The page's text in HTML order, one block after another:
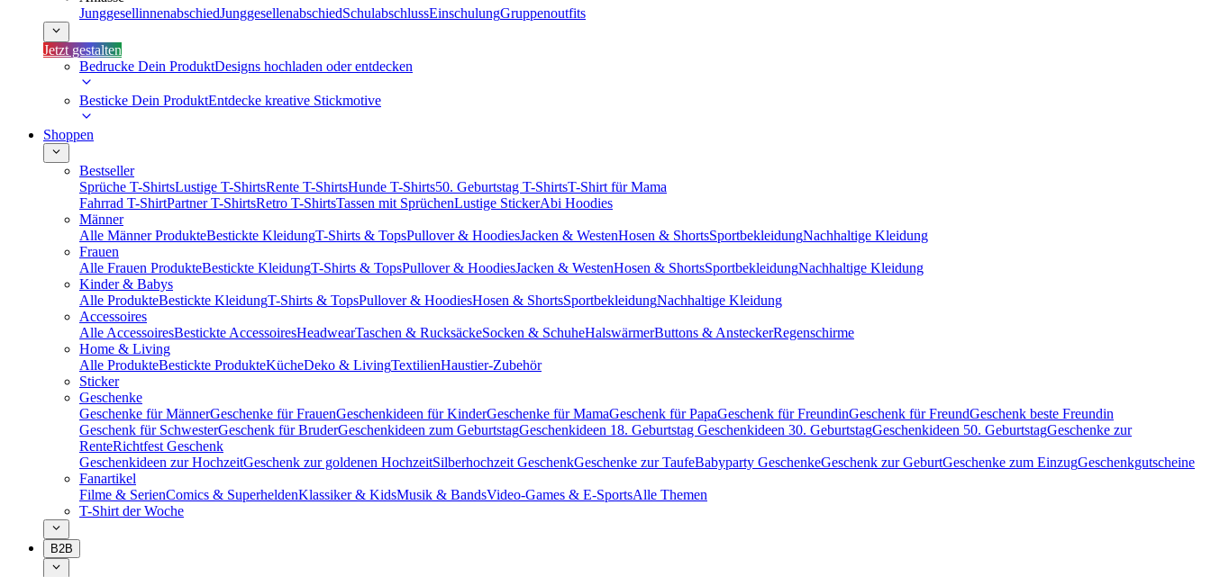
JunggesellinnenabschiedJunggesellenabschiedSchulabschlussEinschulungGruppenoutfits
Jetzt gestalten
Bedrucke Dein ProduktDesigns hochladen oder entdecken
Besticke Dein ProduktEntdecke kreative Stickmotive
Shoppen
Bestseller
Sprüche T-ShirtsLustige T-ShirtsRente T-ShirtsHunde T-Shirts50. Geburtstag T-ShirtsT-Shirt für Mama
Fahrrad T-ShirtPartner T-ShirtsRetro T-ShirtsTassen mit SprüchenLustige StickerAbi Hoodies
Männer
Alle Männer ProdukteBestickte KleidungT-Shirts & TopsPullover & HoodiesJacken & WestenHosen & ShortsSportbekleidungNachhaltige Kleidung
Frauen
Alle Frauen ProdukteBestickte KleidungT-Shirts & TopsPullover & HoodiesJacken & WestenHosen & ShortsSportbekleidungNachhaltige Kleidung
Kinder & Babys
Alle ProdukteBestickte KleidungT-Shirts & TopsPullover & HoodiesHosen & ShortsSportbekleidungNachhaltige Kleidung
Accessoires
Alle AccessoiresBestickte AccessoiresHeadwearTaschen & RucksäckeSocken & SchuheHalswärmerButtons & AnsteckerRegenschirme
Home & Living
Alle ProdukteBestickte ProdukteKücheDeko & LivingTextilienHaustier-Zubehör
Sticker
Geschenke
Geschenke für MännerGeschenke für FrauenGeschenkideen für KinderGeschenke für MamaGeschenk für PapaGeschenk für FreundinGeschenk für FreundGeschenk beste Freundin
Geschenk für SchwesterGeschenk für BruderGeschenkideen zum GeburtstagGeschenkideen 18. Geburtstag Geschenkideen 30. GeburtstagGeschenkideen 50. GeburtstagGeschenke zur
RenteRichtfest Geschenk
Geschenkideen zur HochzeitGeschenk zur goldenen HochzeitSilberhochzeit GeschenkGeschenke zur TaufeBabyparty GeschenkeGeschenk zur GeburtGeschenke zum EinzugGeschenkgutscheine
Fanartikel
Filme & SerienComics & SuperheldenKlassiker & KidsMusik & BandsVideo-Games & E-SportsAlle Themen
T-Shirt der Woche
B2B